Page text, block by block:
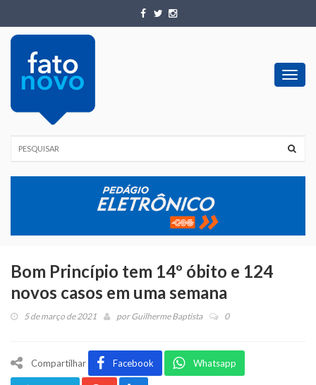
Bom Princípio tem 14º óbito e 124
novos casos em uma semana
5 de março de 2021 porGuilherme Baptista 0
Compartilhar Facebook Whatsapp